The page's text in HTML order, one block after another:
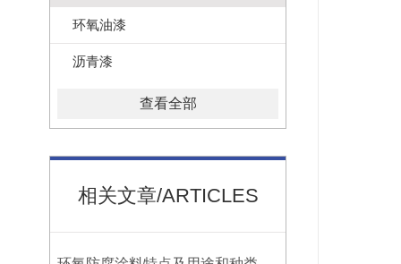
环氧油漆
沥青漆
查看全部
相关文章/ARTICLES